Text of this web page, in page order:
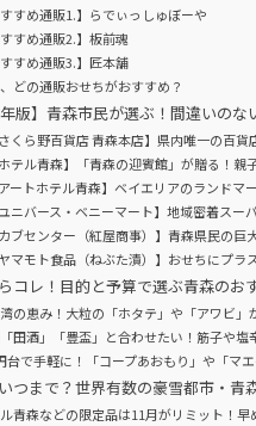
すすめ通販1.】らでぃっしゅぼーや
すすめ通販2.】板前魂
すすめ通販3.】匠本舗
どの通販おせちがおすすめ？
年版】青森市民が選ぶ！間違いの
くら野百貨店 青森本店】県内唯一の百
テル青森】「青森の迎賓館」が贈る！親
ートホテル青森】ベイエリアのランドマ
ニバース・ベニーマート】地域密着スー
ブセンター（紅屋商事）】青森県民の巨
マモト食品（ねぶた漬）】おせちにプラ
コレ！目的と予算で選ぶ青森のお
の恵み！大粒の「ホタテ」や「アワビ」
田酒」「豊盃」と合わせたい！筋子や塩
台で手軽に！「コープあおもり」や「マ
つまで？世界有数の豪雪都市・青
青森などの限定品は11月がリミット！早